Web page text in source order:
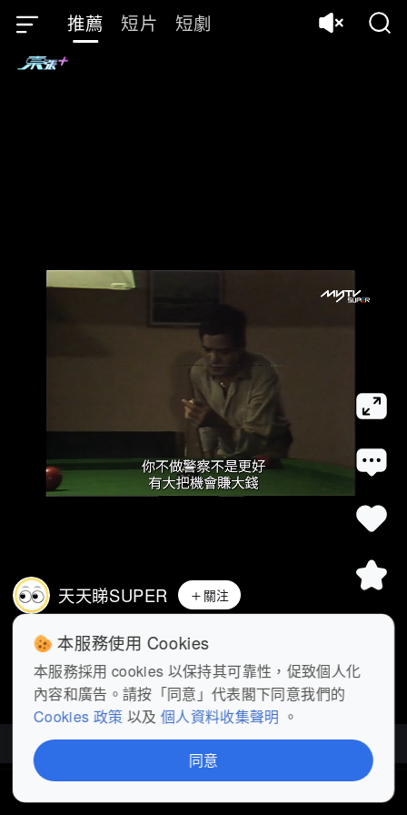
推薦 短片 短劇
天天睇SUPER 關注
《獵鷹》第10集精華丨墮入黑夜，只為獵
鷹 #影視樂園 #獵鷹 #港劇 #刑
查看更多
獵鷹| 20部影片
本服務使用 Cookies
本服務採用 cookies 以保持其可靠性，促致個人化
內容和廣告。請按「同意」代表閣下同意我們的
Cookies 政策 以及 個人資料收集聲明 。
同意